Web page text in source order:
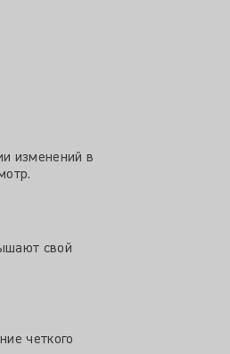
изменений в
свой
четкого